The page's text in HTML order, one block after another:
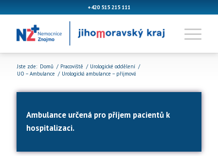
+420 515 215 111
Jste zde: Domů / Pracoviště / Urologické oddělení /
UO – Ambulance / Urologická ambulance – příjmová
Ambulance určená pro příjem pacientů k
hospitalizaci.